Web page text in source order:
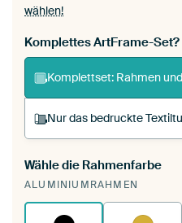
wählen!
Komplettes ArtFrame-Set?
Komplettset: Rahmen
Nur das bedruckte
Du spannst einen
deinen
funktioniert es.
Wähle die Rahmenfarbe
ALUMINIUMRAHMEN